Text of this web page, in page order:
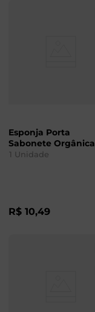
Esponja Porta
Sabonete Orgânica
1 Unidade
R$ 10,49